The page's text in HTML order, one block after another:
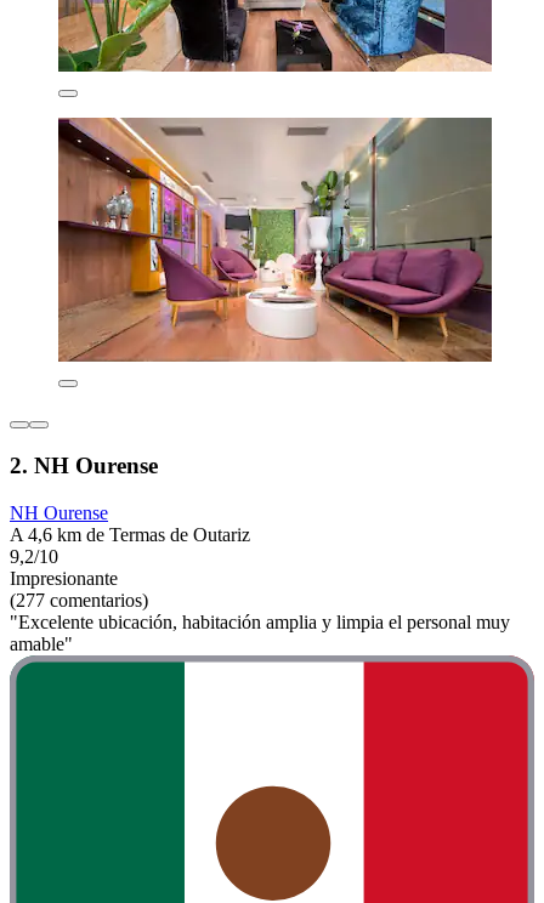
2. NH Ourense
NH Ourense
A 4,6 km de Termas de Outariz
9,2/10
Impresionante
(277 comentarios)
"Excelente ubicación, habitación amplia y limpia el personal muy
amable"